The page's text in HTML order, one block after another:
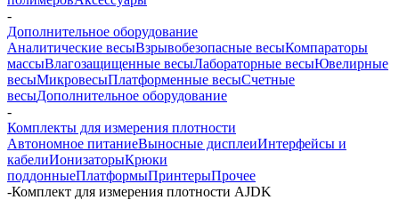
-
Дополнительное оборудование
Аналитические весыВзрывобезопасные весыКомпараторы
массыВлагозащищенные весыЛабораторные весыЮвелирные
весыМикровесыПлатформенные весыСчетные
весыДополнительное оборудование
-
Комплекты для измерения плотности
Автономное питаниеВыносные дисплеиИнтерфейсы и
кабелиИонизаторыКрюки
поддонныеПлатформыПринтерыПрочее
-Комплект для измерения плотности AJDK